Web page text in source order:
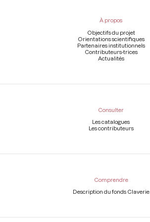
À propos
Objectifs du projet
Orientations scientifiques
Partenaires institutionnels
Contributeurs-trices
Actualités
Consulter
Les catalogues
Les contributeurs
Comprendre
Description du fonds Claverie